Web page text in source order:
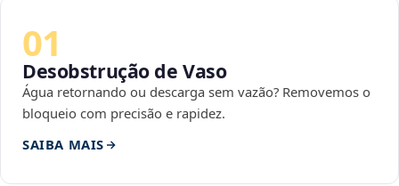
01
Desobstrução de Vaso
Água retornando ou descarga sem vazão? Removemos o
bloqueio com precisão e rapidez.
SAIBA MAIS